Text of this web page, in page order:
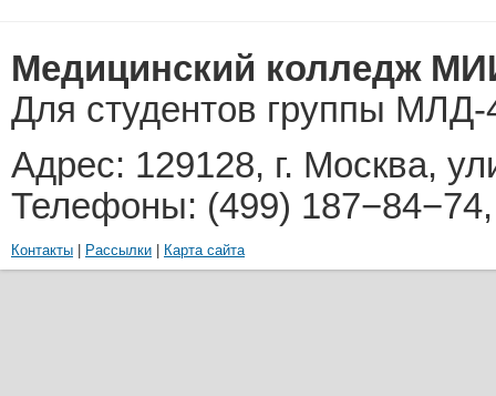
Медицинский колледж
Для студентов группы МЛД-
Адрес: 129128, г. Москва,
Телефоны: (499)
Контакты Рассылки Карта сайта